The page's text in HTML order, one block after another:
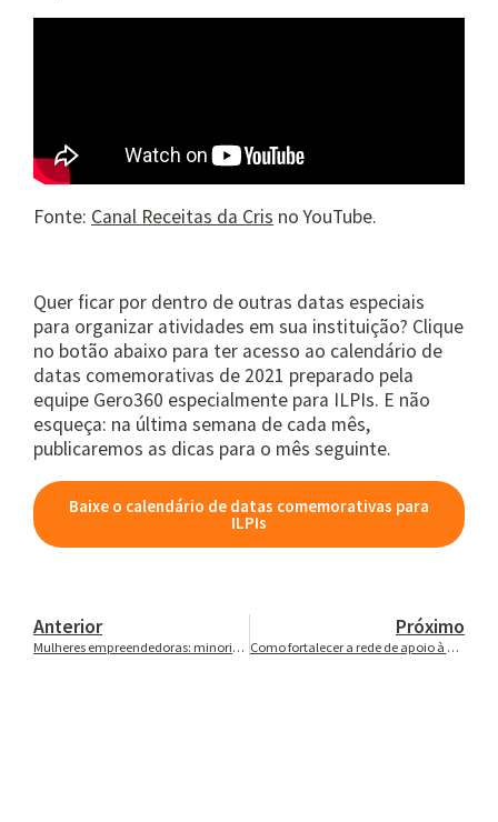
Fonte: Canal Receitas da Cris no YouTube.
Quer ficar por dentro de outras datas especiais
para organizar atividades em sua instituição? Clique
no botão abaixo para ter acesso ao calendário de
datas comemorativas de 2021 preparado pela
equipe Gero360 especialmente para ILPIs. E não
esqueça: na última semana de cada mês,
publicaremos as dicas para o mês seguinte.
Baixe o calendário de datas comemorativas para
ILPIs
Anterior
Mulheres empreendedoras: minoria ou maioria?
Próximo
Como fortalecer a rede de apoio à pessoa idosa?